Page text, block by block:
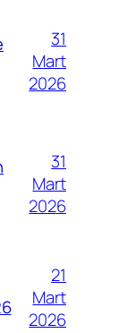
31
Mart
2026
31
Mart
2026
21
Mart
2026